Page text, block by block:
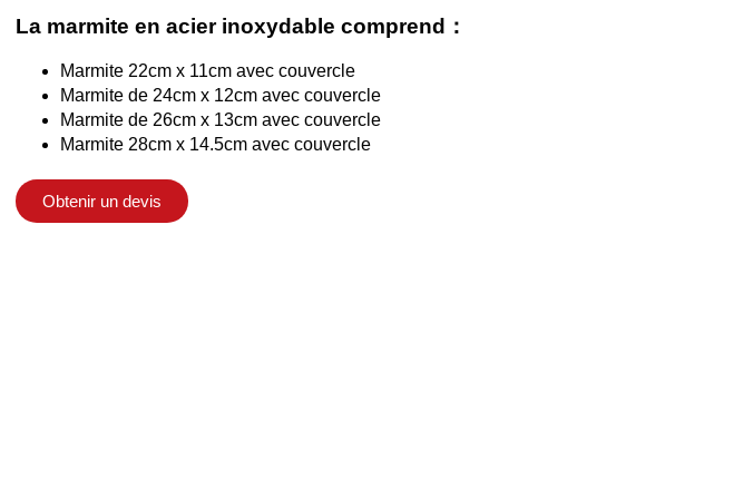
La marmite en acier inoxydable comprend：
Marmite 22cm x 11cm avec couvercle
Marmite de 24cm x 12cm avec couvercle
Marmite de 26cm x 13cm avec couvercle
Marmite 28cm x 14.5cm avec couvercle
Obtenir un devis